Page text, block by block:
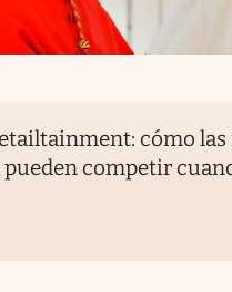
cómo las
competir